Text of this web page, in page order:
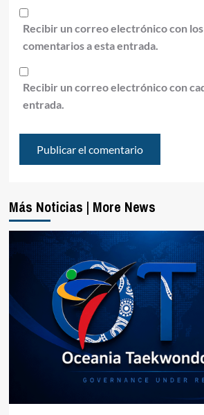
Recibir un correo electrónico con
comentarios a esta entrada.
Recibir un correo electrónico con
entrada.
Más Noticias | More News